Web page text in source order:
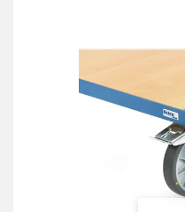
ROULEUR ET PLATEAU ROULANT
TRANSPALETTE ET PALETTAGE